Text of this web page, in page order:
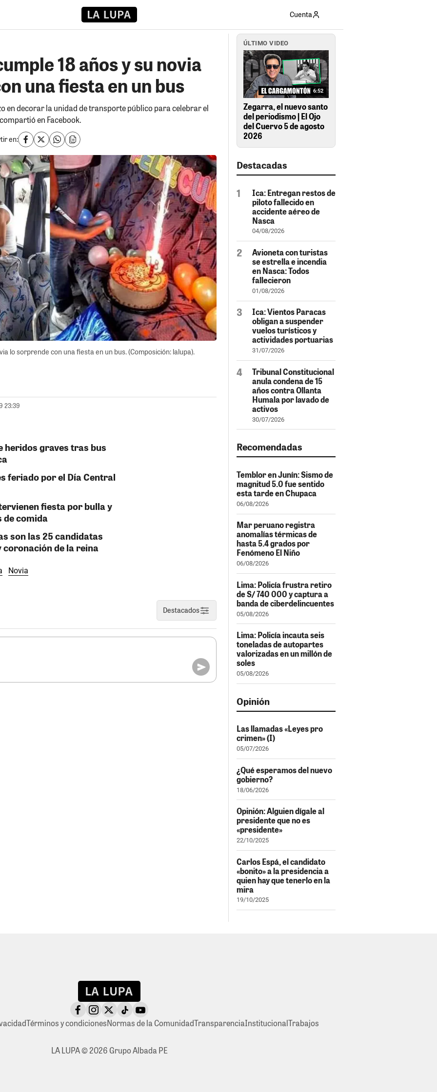
Cuenta
18 años y su novia
una fiesta en un bus
en decorar la unidad de transporte público para celebrar el
en Facebook.
en:
lo sorprende con una fiesta en un bus. (Composición: lalupa).
23:39
heridos graves tras bus
feriado por el Día Central
fiesta por bulla y
de comida
son las 25 candidatas
de la reina
Novia
Destacados
ÚLTIMO VIDEO
6:52
Zegarra, el nuevo santo
del periodismo | El Ojo
del Cuervo 5 de agosto
2026
Destacadas
Ica: Entregan restos de
piloto fallecido en
accidente aéreo de
Nasca
04/08/2026
Avioneta con turistas
se estrella e incendia
en Nasca: Todos
fallecieron
01/08/2026
Ica: Vientos Paracas
obligan a suspender
vuelos turísticos y
actividades portuarias
31/07/2026
Tribunal Constitucional
anula condena de 15
años contra Ollanta
Humala por lavado de
activos
30/07/2026
Recomendadas
Temblor en Junín: Sismo de
magnitud 5.0 fue sentido
esta tarde en Chupaca
06/08/2026
Mar peruano registra
anomalías térmicas de
hasta 5.4 grados por
Fenómeno El Niño
06/08/2026
Lima: Policía frustra retiro
de S/ 740 000 y captura a
banda de ciberdelincuentes
05/08/2026
Lima: Policía incauta seis
toneladas de autopartes
valorizadas en un millón de
soles
05/08/2026
Opinión
Las llamadas «Leyes pro
crimen» (I)
05/07/2026
¿Qué esperamos del nuevo
gobierno?
18/06/2026
Opinión: Alguien dígale al
presidente que no es
«presidente»
22/10/2025
Carlos Espá, el candidato
«bonito» a la presidencia a
quien hay que tenerlo en la
mira
19/10/2025
Términos y condicionesNormas de la ComunidadTransparenciaInstitucionalTrabajos
LA LUPA © 2026 Grupo Albada PE